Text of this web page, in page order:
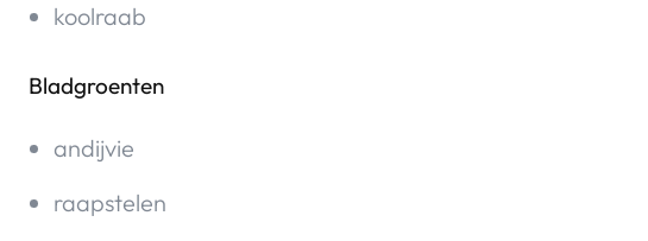
koolraab
Bladgroenten
andijvie
raapstelen